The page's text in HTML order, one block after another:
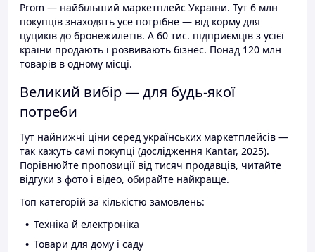
Prom — найбільший маркетплейс України. Тут 6 млн
покупців знаходять усе потрібне — від корму для
цуциків до бронежилетів. А 60 тис. підприємців з усієї
країни продають і розвивають бізнес. Понад 120 млн
товарів в одному місці.
Великий вибір — для будь-якої
потреби
Тут найнижчі ціни серед українських маркетплейсів —
так кажуть самі покупці (дослідження Kantar, 2025).
Порівнюйте пропозиції від тисяч продавців, читайте
відгуки з фото і відео, обирайте найкраще.
Топ категорій за кількістю замовлень:
Техніка й електроніка
Товари для дому і саду